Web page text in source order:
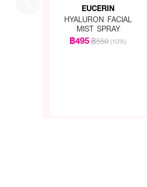
EUCERIN
HYALURON FACIAL
MIST SPRAY
฿495฿550 (10%)